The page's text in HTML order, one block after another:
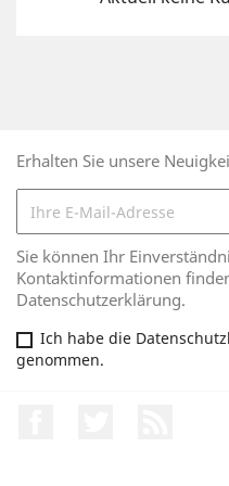
Erhalten Sie unsere
Sie können Ihr
Kontaktinformationen
Datenschutzerklärung.
Ich habe die
genommen.